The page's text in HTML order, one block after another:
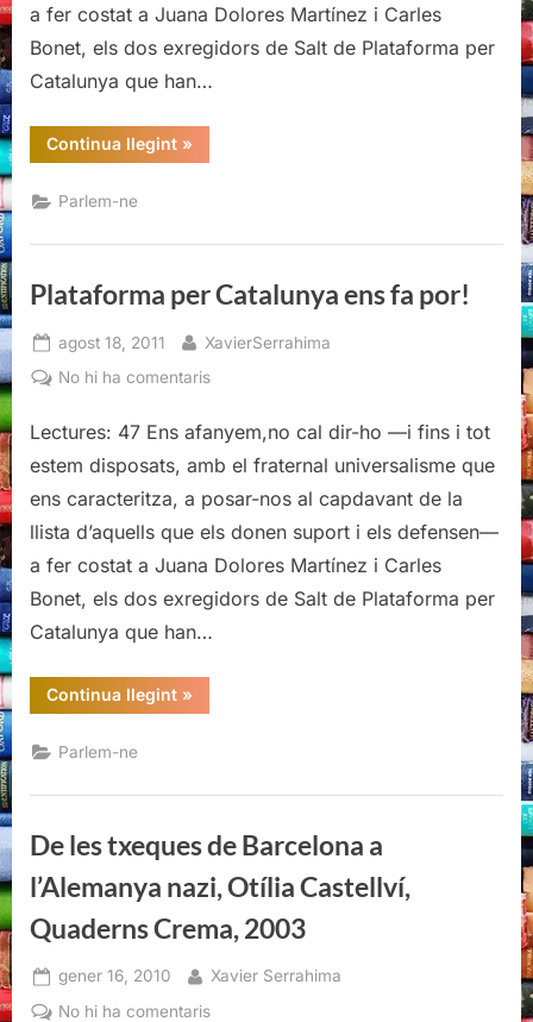
a fer costat a Juana Dolores Martínez i Carles
Bonet, els dos exregidors de Salt de Plataforma per
Catalunya que han…
Continua llegint“Plataforma
per
»
Parlem-ne
Plataforma per Catalunya ens fa por!
Posted
on
agost 18, 2011 By
XavierSerrahima
No hi ha comentarisa
per
Catalunya
fa
por!
Lectures: 47 Ens afanyem,no cal dir-ho —i fins i tot
estem disposats, amb el fraternal universalisme que
ens caracteritza, a posar-nos al capdavant de la
llista d’aquells que els donen suport i els defensen—
a fer costat a Juana Dolores Martínez i Carles
Bonet, els dos exregidors de Salt de Plataforma per
Catalunya que han…
Continua llegint“Plataforma
per
»
Parlem-ne
De les txeques de Barcelona a
l’Alemanya nazi, Otília Castellví,
Quaderns Crema, 2003
Posted
on
gener 16, 2010 By
Xavier Serrahima
No hi ha comentarisa